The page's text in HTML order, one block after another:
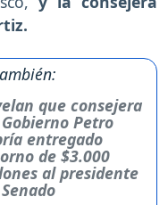
que consejera
Petro
entregado
de $3.000
al presidente